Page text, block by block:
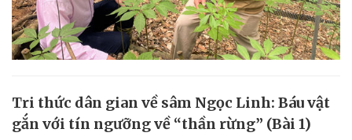
Tri thức dân gian về sâm Ngọc Linh: Báu vật
gắn với tín ngưỡng về “thần rừng” (Bài 1)